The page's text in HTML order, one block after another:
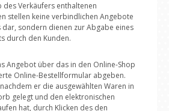
des Verkäufers enthaltenen
stellen keine verbindlichen Angebote
dar, sondern dienen zur Abgabe eines
durch den Kunden.
Angebot über das in den Online-Shop
Online-Bestellformular abgeben.
er die ausgewählten Waren in
gelegt und den elektronischen
hat, durch Klicken des den